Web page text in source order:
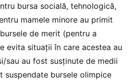
bursa socială, tehnologică,
mamele minore au primit
de merit (pentru a
evita situații în care acestea au
sau au fost susținute de medii
bursele olimpice